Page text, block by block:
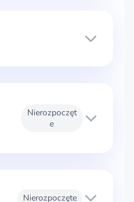
Nierozpoczęt
e
Nierozpoczęte